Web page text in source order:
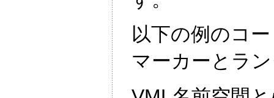
以下の例のコ
マーカーとラ